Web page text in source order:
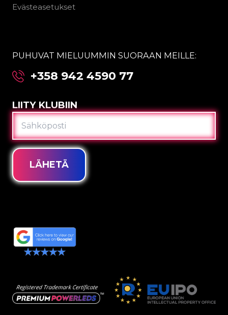
Evästeasetukset
PUHUVAT MIELUUMMIN SUORAAN MEILLE:
+358 942 4590 77
LIITY KLUBIIN
SÄHKÖPOSTI
LÄHETÄ